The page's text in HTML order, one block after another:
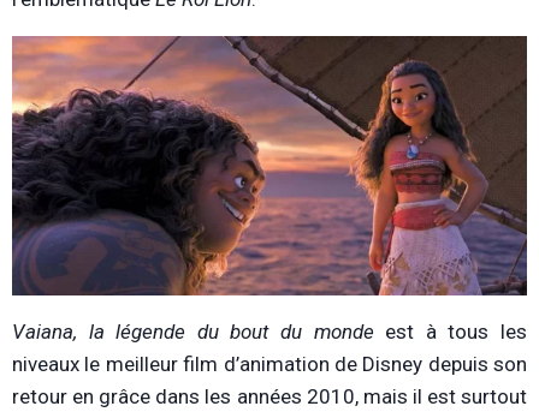
Vaiana, la légende du bout du monde est à tous les
niveaux le meilleur film d’animation de Disney depuis son
retour en grâce dans les années 2010, mais il est surtout